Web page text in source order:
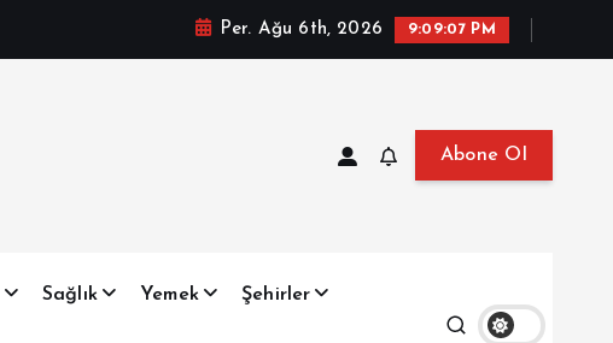
Per. Ağu 6th, 2026 9:09:08 PM
Abone Ol
Sağlık Yemek Şehirler